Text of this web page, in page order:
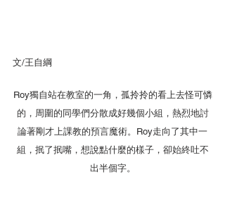
文/王自綱
Roy獨自站在教室的一角，孤拎拎的看上去怪可憐
的，周圍的同學們分散成好幾個小組，熱烈地討
論著剛才上課教的預言魔術。Roy走向了其中一
組，抿了抿嘴，想說點什麼的樣子，卻始終吐不
出半個字。